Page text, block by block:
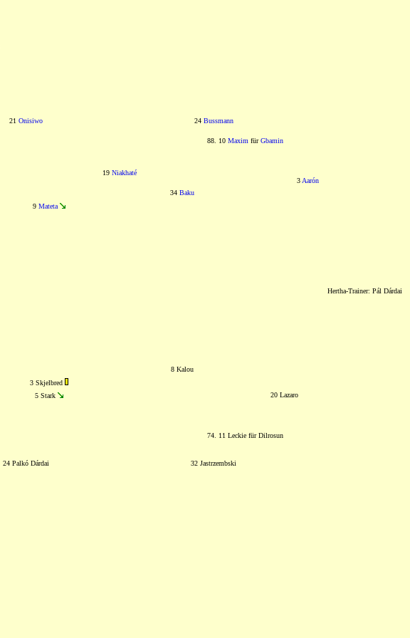
21 Onisiwo 24 Bussmann
88. 10 Maxim fürGbamin
19 Niakhaté
3 Aarón
34 Baku
9 Mateta
Hertha-Trainer: Pál Dárdai
8 Kalou
3 Skjelbred
5 Stark
20 Lazaro
74. 11 Leckie für Dilrosun
24 Palkó Dárdai 32 Jastrzembski